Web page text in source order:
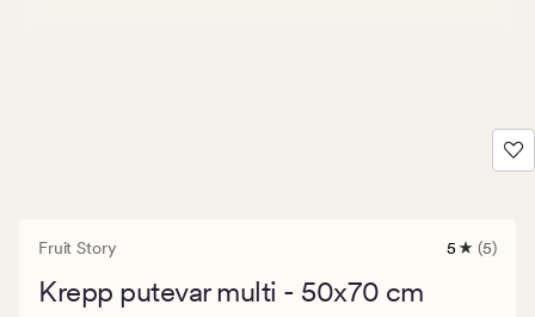
Fruit Story
5
5 (5)
Krepp putevar multi - 50x70 cm